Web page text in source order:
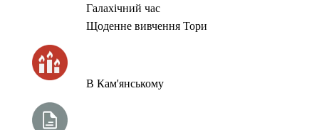
Галахічний час
Щоденне вивчення Тори
В Кам'янському